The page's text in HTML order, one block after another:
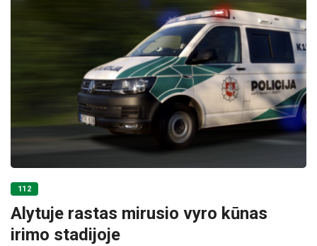
112
Alytuje rastas mirusio vyro kūnas
irimo stadijoje